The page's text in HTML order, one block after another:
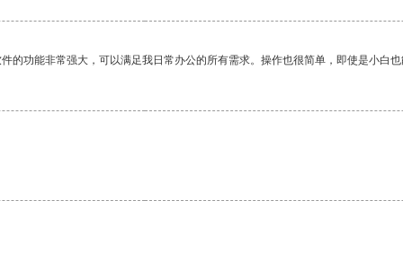
的功能非常强大，可以满足我日常办公的所有需求。操作也很简单，即使是小白